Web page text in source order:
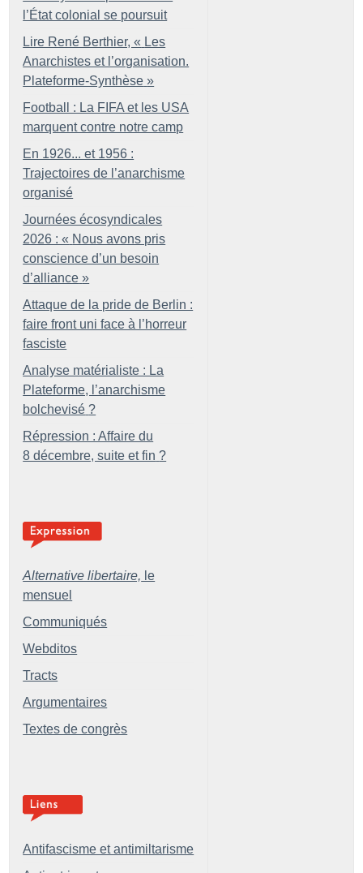
l’État colonial se poursuit
Lire René Berthier, « Les
Anarchistes et l’organisation.
Plateforme-Synthèse »
Football : La FIFA et les USA
marquent contre notre camp
En 1926... et 1956 :
Trajectoires de l’anarchisme
organisé
Journées écosyndicales
2026 : « Nous avons pris
conscience d’un besoin
d’alliance »
Attaque de la pride de Berlin :
faire front uni face à l’horreur
fasciste
Analyse matérialiste : La
Plateforme, l’anarchisme
bolchevisé ?
Répression : Affaire du
8 décembre, suite et fin ?
Alternative libertaire, le
mensuel
Communiqués
Webditos
Tracts
Argumentaires
Textes de congrès
Antifascisme et antimiltarisme